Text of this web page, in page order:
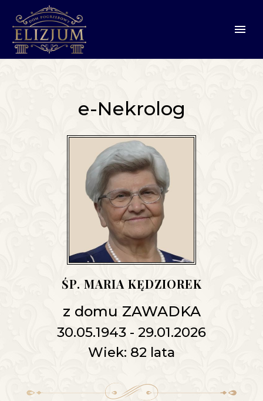
e-Nekrolog
ŚP. MARIA KĘDZIOREK
z domu ZAWADKA
30.05.1943 - 29.01.2026
Wiek: 82 lata